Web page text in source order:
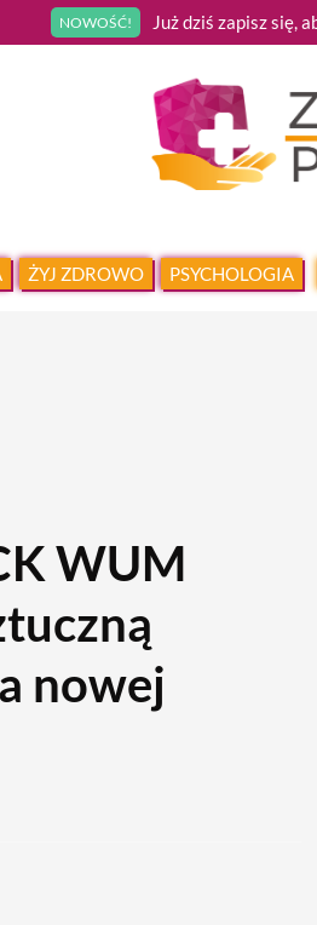
NOWOŚĆ! Już dziś zapisz się,
ŻYJ ZDROWO PSYCHOLOGIA
WUM
nowej